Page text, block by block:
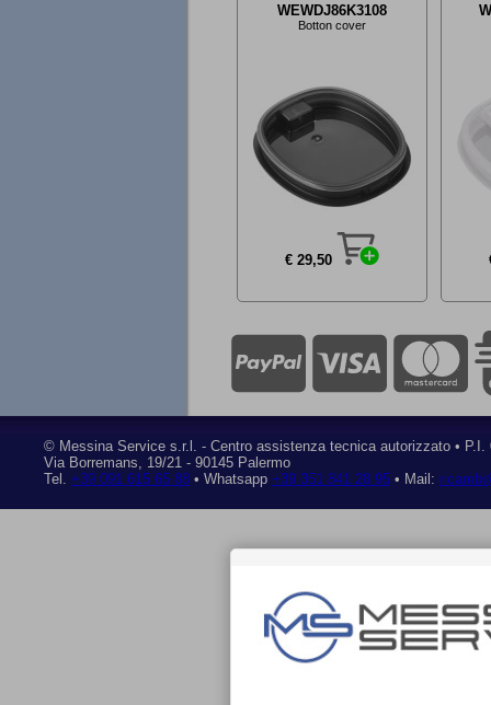
WEWDJ86K3108
Botton cover
€ 29,50
© Messina Service s.r.l. - Centro assistenza tecnica autorizzato • P.I.
Via Borremans, 19/21 - 90145 Palermo
Tel. +39 091 615 65 88 • Whatsapp +39 351 841 28 95 • Mail: